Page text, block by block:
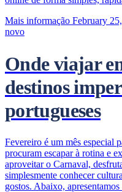
Mais informação February
novo
Onde viajar
destinos
portugueses
Fevereiro é um mês especial
procuram escapar à rotina e
aproveitar o Carnaval,
simplesmente conhecer
gostos. Abaixo, apresentamos